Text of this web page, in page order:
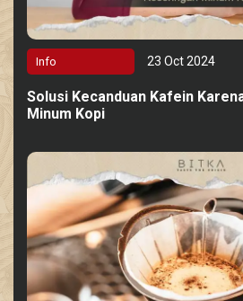
Info 23 Oct 2024
Solusi Kecanduan Kafein
Minum Kopi